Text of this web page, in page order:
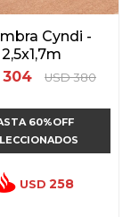
Cyndi -
2,5x1,7m
304 USD 380
60%OFF
USD 258